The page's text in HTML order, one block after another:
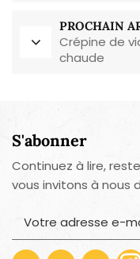
PROCHAIN
Crépine de
chaude
S'abonner
Continuez à lire,
vous invitons à nous